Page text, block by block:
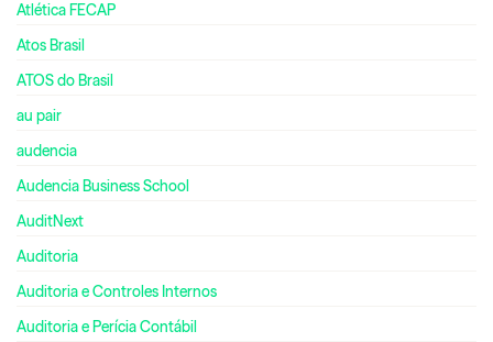
Atlética FECAP
Atos Brasil
ATOS do Brasil
au pair
audencia
Audencia Business School
AuditNext
Auditoria
Auditoria e Controles Internos
Auditoria e Perícia Contábil